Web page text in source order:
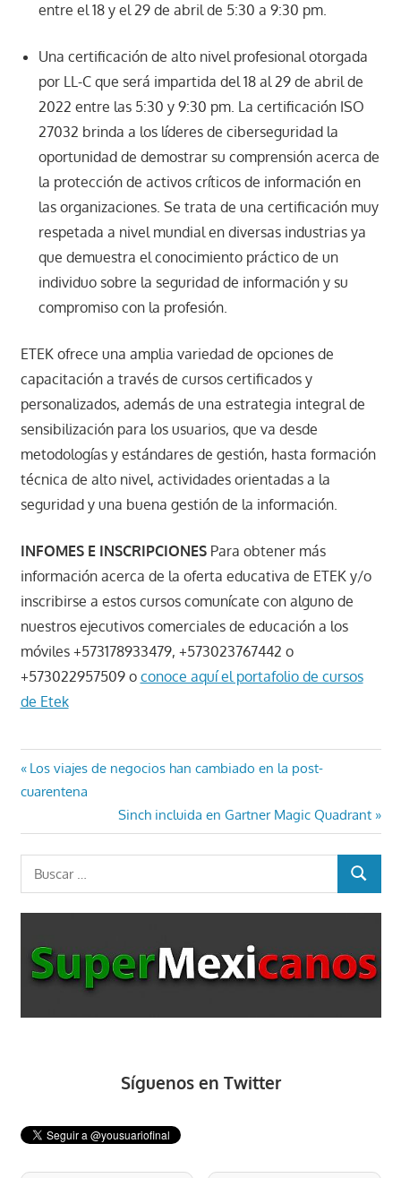
entre el 18 y el 29 de abril de 5:30 a 9:30 pm.
Una certificación de alto nivel profesional otorgada
por LL-C que será impartida del 18 al 29 de abril de
2022 entre las 5:30 y 9:30 pm. La certificación ISO
27032 brinda a los líderes de ciberseguridad la
oportunidad de demostrar su comprensión acerca de
la protección de activos críticos de información en
las organizaciones. Se trata de una certificación muy
respetada a nivel mundial en diversas industrias ya
que demuestra el conocimiento práctico de un
individuo sobre la seguridad de información y su
compromiso con la profesión.
ETEK ofrece una amplia variedad de opciones de
capacitación a través de cursos certificados y
personalizados, además de una estrategia integral de
sensibilización para los usuarios, que va desde
metodologías y estándares de gestión, hasta formación
técnica de alto nivel, actividades orientadas a la
seguridad y una buena gestión de la información.
INFOMES E INSCRIPCIONESPara obtener más
información acerca de la oferta educativa de ETEK y/o
inscribirse a estos cursos comunícate con alguno de
nuestros ejecutivos comerciales de educación a los
móviles +573178933479, +573023767442 o
+573022957509 o conoce aquí el portafolio de cursos
de Etek
Navegación
entradas
Entrada
anterior:
Los viajes de negocios han cambiado en la post-
cuarentena
Entrada
siguiente:
Sinch incluida en Gartner Magic Quadrant
BUSCAR
Síguenos en Twitter